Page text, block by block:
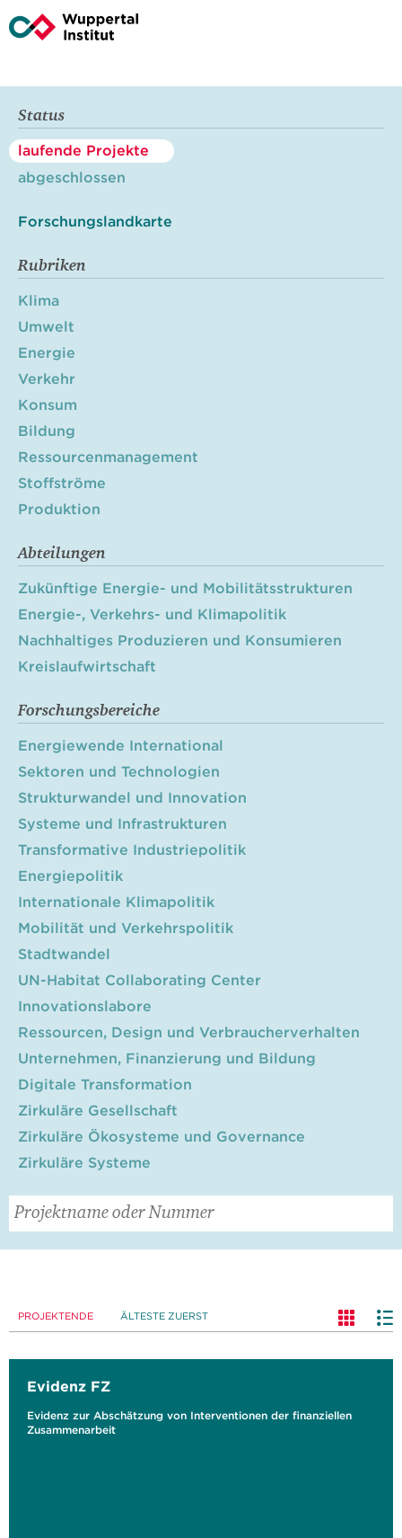
Status
laufende Projekte
abgeschlossen
Forschungslandkarte
Rubriken
Klima
Umwelt
Energie
Verkehr
Konsum
Bildung
Ressourcenmanagement
Stoffströme
Produktion
Abteilungen
Zukünftige Energie- und Mobilitätsstrukturen
Energie-, Verkehrs- und Klimapolitik
Nachhaltiges Produzieren und Konsumieren
Kreislaufwirtschaft
Forschungsbereiche
Energiewende International
Sektoren und Technologien
Strukturwandel und Innovation
Systeme und Infrastrukturen
Transformative Industriepolitik
Energiepolitik
Internationale Klimapolitik
Mobilität und Verkehrspolitik
Stadtwandel
UN-Habitat Collaborating Center
Innovationslabore
Ressourcen, Design und Verbraucherverhalten
Unternehmen, Finanzierung und Bildung
Digitale Transformation
Zirkuläre Gesellschaft
Zirkuläre Ökosysteme und Governance
Zirkuläre Systeme
PROJEKTENDE ÄLTESTE ZUERST
Evidenz FZ
Evidenz zur Abschätzung von Interventionen der finanziellen
Zusammenarbeit